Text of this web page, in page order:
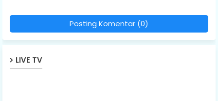
Posting Komentar (0)
LIVE TV